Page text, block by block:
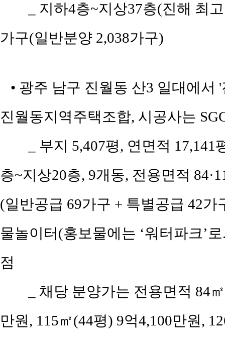
_ 지하4층~지상37층(진해 최
가구(일반분양 2,038가구)
• 광주 남구 진월동 산3 일대에서
진월동지역주택조합, 시공사는
_ 부지 5,407평, 연면적
층~지상20층, 9개동, 전용면적
(일반공급 69가구 + 특별공급 42
물놀이터(홍보물에는 ‘워터파크’
점
_ 채당 분양가는 전용면적 84
만원, 115㎡(44평) 9억4,100만원,